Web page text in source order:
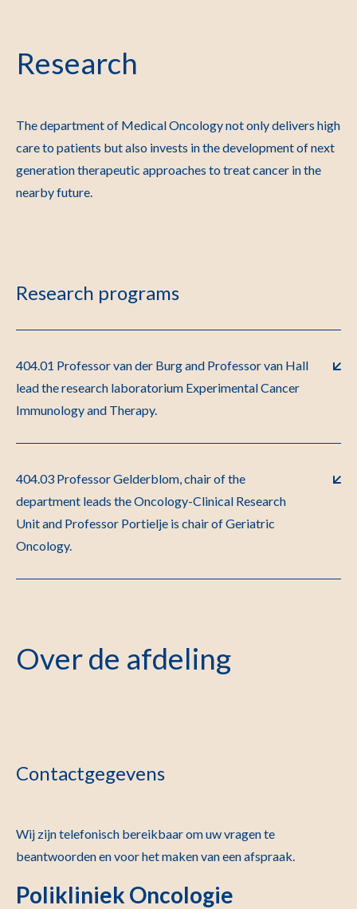
Research
The department of Medical Oncology not only delivers high
care to patients but also invests in the development of next
generation therapeutic approaches to treat cancer in the
nearby future.
Research programs
404.01 Professor van der Burg and Professor van Hall
lead the research laboratorium Experimental Cancer
Immunology and Therapy.
404.03 Professor Gelderblom, chair of the
department leads the Oncology-Clinical Research
Unit and Professor Portielje is chair of Geriatric
Oncology.
Over de afdeling
Contactgegevens
Wij zijn telefonisch bereikbaar om uw vragen te
beantwoorden en voor het maken van een afspraak.
Polikliniek Oncologie